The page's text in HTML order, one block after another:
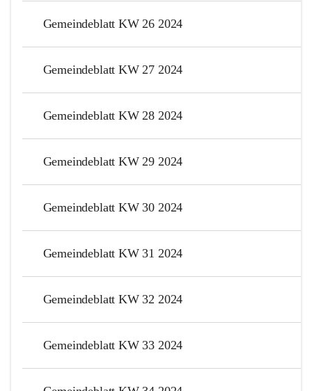
Gemeindeblatt KW 26 2024
Gemeindeblatt KW 27 2024
Gemeindeblatt KW 28 2024
Gemeindeblatt KW 29 2024
Gemeindeblatt KW 30 2024
Gemeindeblatt KW 31 2024
Gemeindeblatt KW 32 2024
Gemeindeblatt KW 33 2024